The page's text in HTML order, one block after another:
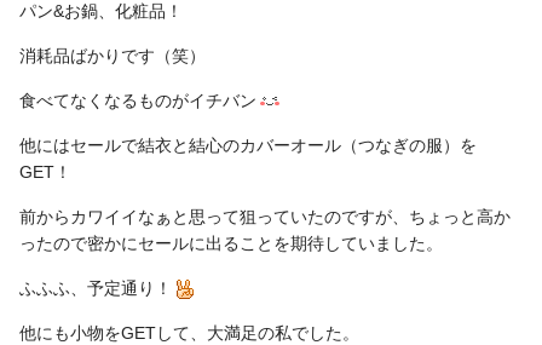
パン&お鍋、化粧品！
消耗品ばかりです（笑）
食べてなくなるものがイチバン
他にはセールで結衣と結心のカバーオール（つなぎの服）を
GET！
前からカワイイなぁと思って狙っていたのですが、ちょっと高か
ったので密かにセールに出ることを期待していました。
ふふふ、予定通り！
他にも小物をGETして、大満足の私でした。